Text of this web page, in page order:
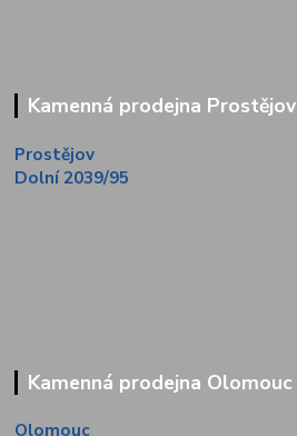
Kamenná prodejna Prostějov
Prostějov
Dolní 2039/95
Kamenná prodejna Olomouc
Olomouc